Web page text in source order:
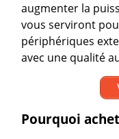
augmenter la
vous serviront
périphériques
avec une qualité
Pourquoi